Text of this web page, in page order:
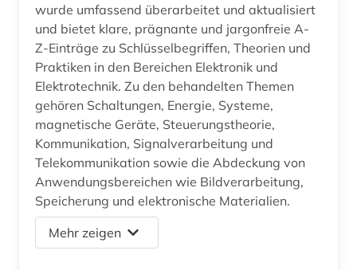
wurde umfassend überarbeitet und aktualisiert
und bietet klare, prägnante und jargonfreie A-
Z-Einträge zu Schlüsselbegriffen, Theorien und
Praktiken in den Bereichen Elektronik und
Elektrotechnik. Zu den behandelten Themen
gehören Schaltungen, Energie, Systeme,
magnetische Geräte, Steuerungstheorie,
Kommunikation, Signalverarbeitung und
Telekommunikation sowie die Abdeckung von
Anwendungsbereichen wie Bildverarbeitung,
Speicherung und elektronische Materialien.
Mehr zeigen